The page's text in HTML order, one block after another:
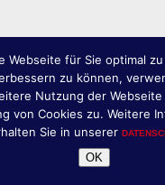
Webseite für Sie optimal
zu können,
Nutzung der
von Cookies zu. Weitere
Sie in unserer
OK